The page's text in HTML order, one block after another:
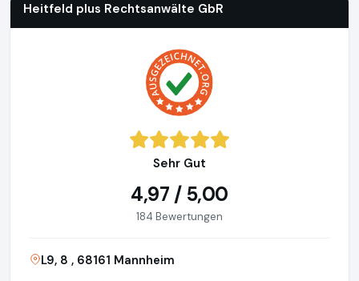
Heitfeld plus Rechtsanwälte GbR
Sehr Gut
4,97 / 5,00
184 Bewertungen
L9, 8 , 68161 Mannheim